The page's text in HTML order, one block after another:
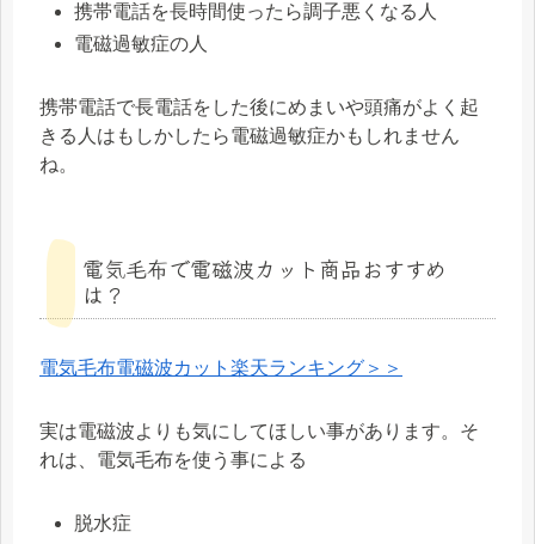
携帯電話を長時間使ったら調子悪くなる人
電磁過敏症の人
携帯電話で長電話をした後にめまいや頭痛がよく起
きる人はもしかしたら電磁過敏症かもしれません
ね。
電気毛布で電磁波カット商品おすすめ
は？
電気毛布電磁波カット楽天ランキング＞＞
実は電磁波よりも気にしてほしい事があります。そ
れは、電気毛布を使う事による
脱水症